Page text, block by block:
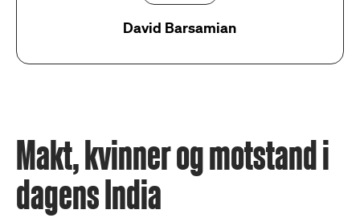
David Barsamian
Makt, kvinner og motstand i
dagens India